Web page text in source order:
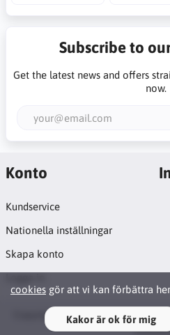
Subscribe to
Get the latest news and offers
now.
cookies gör att vi kan förbättra
Kakor är ok för mig
Konto
Kundservice
Nationella inställningar
Skapa konto
Copyright © 2026 Syosticka.se.